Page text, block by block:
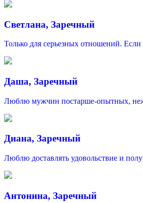
Светлана, Заречный
Только для серьезных отношений.
Даша, Заречный
Люблю мужчин постарше-опытных,
Диана, Заречный
Люблю доставлять удовольствие и
Антонина, Заречный